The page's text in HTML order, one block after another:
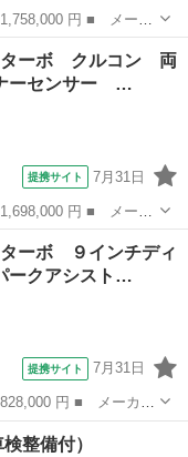
ード名： ＲＳ タ
ンサー 走行無制限
ターボ クルコン 両
ーセンサー …
提携サイト 7月31日
ード名： ＲＳ タ
ンサー 走行無制限
ーボ ９インチディ
ークアシスト…
提携サイト 7月31日
ド名： ＲＳ ター
アシスト １年保証
整備付）